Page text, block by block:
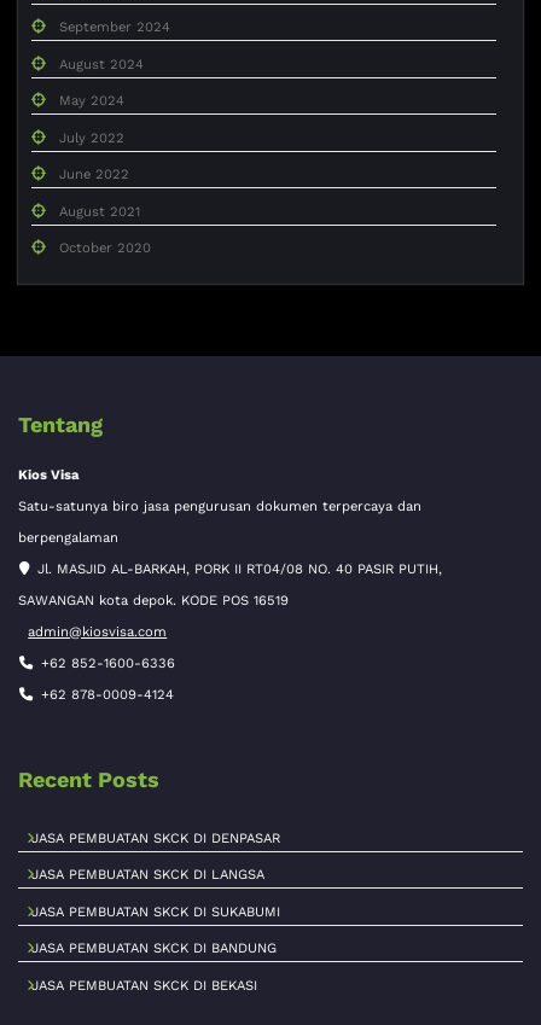
September 2024
August 2024
May 2024
July 2022
June 2022
August 2021
October 2020
Tentang
Kios Visa
Satu-satunya biro jasa pengurusan dokumen terpercaya dan
berpengalaman
Jl. MASJID AL-BARKAH, PORK II RT04/08 NO. 40 PASIR PUTIH,
SAWANGAN kota depok. KODE POS 16519
admin@kiosvisa.com
+62 852-1600-6336
+62 878-0009-4124
Recent Posts
JASA PEMBUATAN SKCK DI DENPASAR
JASA PEMBUATAN SKCK DI LANGSA
JASA PEMBUATAN SKCK DI SUKABUMI
JASA PEMBUATAN SKCK DI BANDUNG
JASA PEMBUATAN SKCK DI BEKASI